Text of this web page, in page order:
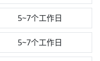
5~7个工作日
5~7个工作日